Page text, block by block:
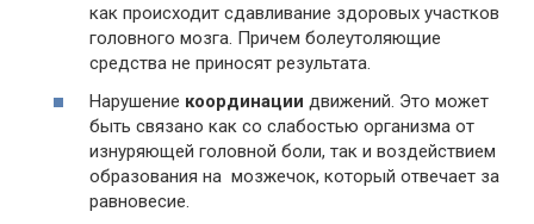
как происходит сдавливание здоровых участков
головного мозга. Причем болеутоляющие
средства не приносят результата.
Нарушение координации движений. Это может
быть связано как со слабостью организма от
изнуряющей головной боли, так и воздействием
образования на мозжечок, который отвечает за
равновесие.